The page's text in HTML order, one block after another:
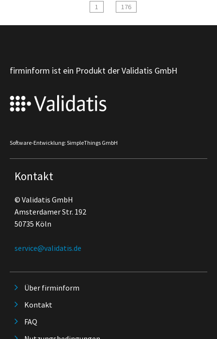
1 176
firminform ist ein Produkt der Validatis GmbH
Software-Entwicklung: SimpleThings GmbH
Kontakt
© Validatis GmbH
Amsterdamer Str. 192
50735 Köln
service@validatis.de
Über firminform
Kontakt
FAQ